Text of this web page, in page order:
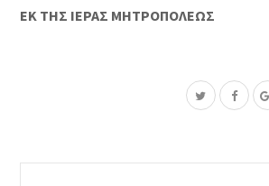
ΕΚ ΤΗΣ ΙΕΡΑΣ ΜΗΤΡΟΠΟΛΕΩΣ